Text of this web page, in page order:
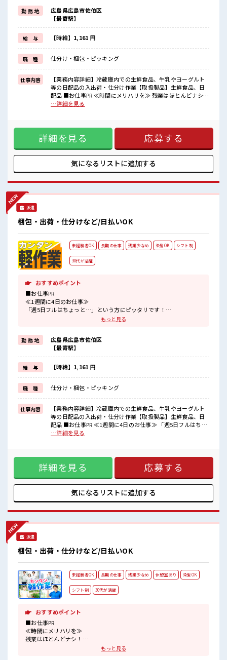
派手過ぎなければ髪型や髪色自由♪
(規定有)≪未経験の方も大カンゲイ≫
新しいことにチャレンジするのは不安だけど、
しっかり働く環境が整っています！
イチからスキルUP・ステップUP目指していきましょう！
≪自分に向いている仕事が探せる≫
困った事などがあれば、
担当がしっかりサポートします！
■職場の雰囲気
髪型にこだわりのあるアナタは必見！
髪型自由な職場！
残業はほとんどありません！
勤 務 地
広島県広島市佐伯区
【最寄駅】
給 与 【時給】1,161 円
職 種 仕分け・梱包・ピッキング
仕事内容
【業務内容詳細】冷蔵庫内での生鮮食品、牛乳やヨーグルト
等の日配品の入出荷・仕分け作業【取扱製品】生鮮食品、日
配品 ■お仕事PR ≪時間にメリハリを≫ 残業はほとんどナシ！
場合によってはお願いすることもあります♪ ≪モチベーショ
だけど、 しっかり働く環境が整っています！ イチからスキル
UP・ステップUP目指していきましょう！ ≪自分に向いてい
る仕事が探せる≫ 困った事などがあれば、 担当がしっかりサ
ポートします！ ■職場の雰囲気 髪型にこだわりのあるアナタ
は必見！ 髪型自由な職場！ 残業はほとんどありません！ 未経
験から始めた方もイッパイ！ まずはチャレンジしてみません
…詳細を見る
詳細を見る 応募する
気になるリストに追加する
派遣
梱包・出荷・仕分けなど/日払いOK
未経験者OK 長期の仕事 残業少なめ 染髪OK シフト制
30代が活躍
おすすめポイント
■お仕事PR
≪1週間に4日のお仕事≫
「週5日フルはちょっと…」という方にピッタリです！
残業はほとんどナシ！
≪モチベーションもUP≫
派手過ぎなければ髪型や髪色自由♪
(規定有)≪未経験の方も大カンゲイ≫
新しいことにチャレンジするのは不安だけど、
しっかり働く環境が整っています！
イチからスキルUP・ステップUP目指していきましょう！
≪収入アップを目指せる≫
高時給だらけの派遣のお仕事です！
■職場の雰囲気
キバツ過ぎなければ髪色・髪型は自由！
あなたの個性を大事にできます♪
応募お待ちしております！
もっと見る
勤 務 地
広島県広島市佐伯区
【最寄駅】
給 与 【時給】1,161 円
職 種 仕分け・梱包・ピッキング
仕事内容
【業務内容詳細】冷蔵庫内での生鮮食品、牛乳やヨーグルト
等の日配品の入出荷・仕分け作業【取扱製品】生鮮食品、日
配品 ■お仕事PR ≪1週間に4日のお仕事≫ 「週5日フルはちょ
っと…」という方にピッタリです！ ≪無理なく働ける≫ 場合
由♪ (規定有)≪未経験の方も大カンゲイ≫ 新しいことにチャ
レンジするのは不安だけど、 しっかり働く環境が整っていま
す！ イチからスキルUP・ステップUP目指していきましょ
う！ ≪収入アップを目指せる≫ 高時給だらけの派遣のお仕事
由！ あなたの個性を大事にできます♪ 残業は少なめ！ たまに
…詳細を見る
詳細を見る 応募する
気になるリストに追加する
派遣
梱包・出荷・仕分けなど/日払いOK
未経験者OK 長期の仕事 残業少なめ 休憩室あり 染髪OK
シフト制 30代が活躍
おすすめポイント
■お仕事PR
≪時間にメリハリを≫
残業はほとんどナシ！
場合によってはお願いすることもあります♪
もっと見る